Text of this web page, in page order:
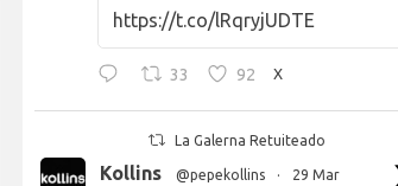
https://t.co/lRqryjUDTE
33 92 X
La Galerna Retuiteado
Kollins @pepekollins · 29 Mar